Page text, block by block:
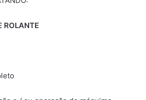
ROLANTE